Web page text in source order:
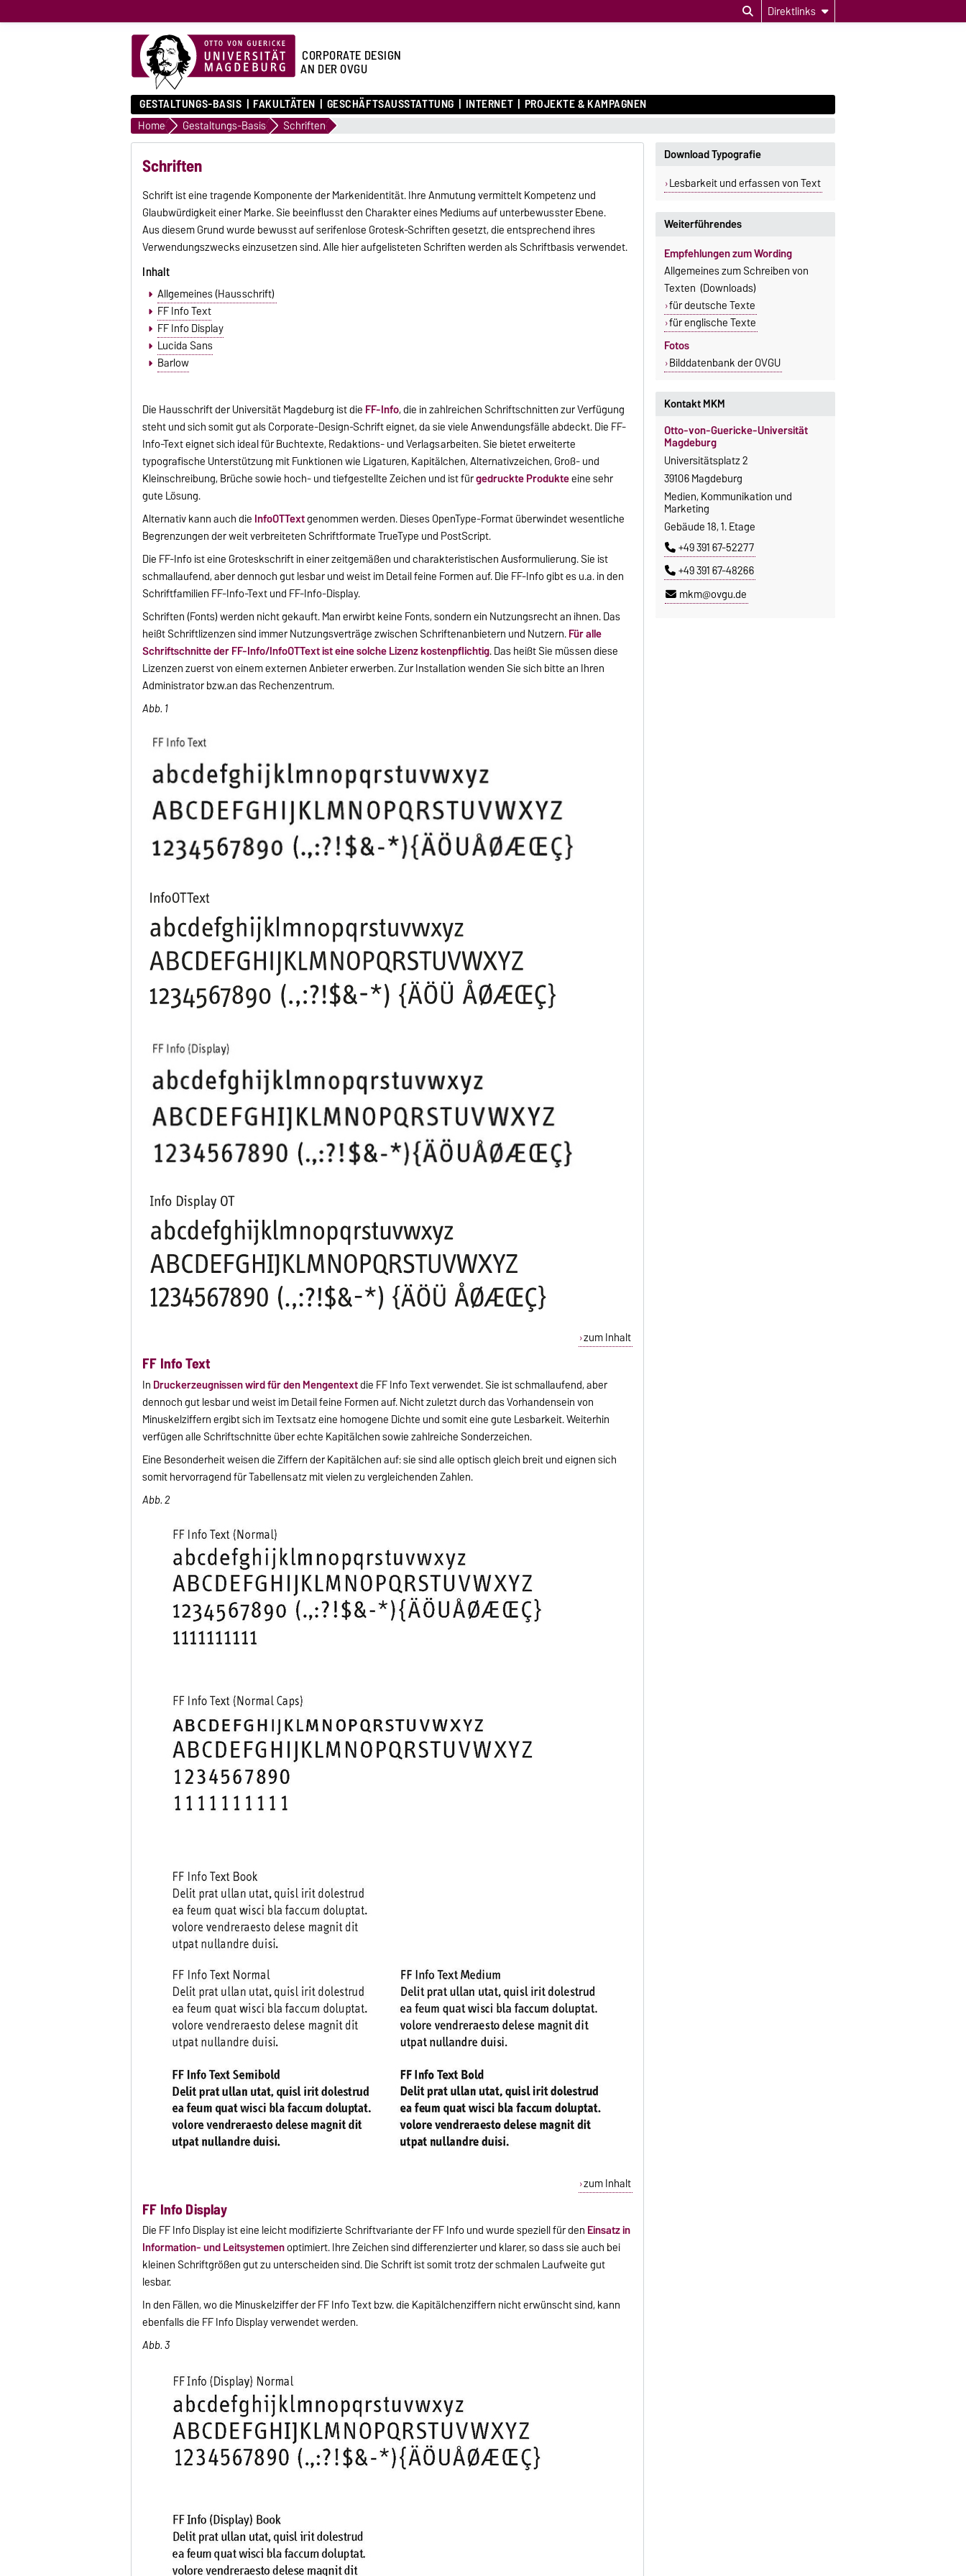
Direktlinks
CORPORATE DESIGN
AN DER OVGU
GESTALTUNGS-BASIS FAKULTÄTEN GESCHÄFTSAUSSTATTUNG INTERNET PROJEKTE & KAMPAGNEN
Home Gestaltungs-Basis Schriften
Schriften
Schrift ist eine tragende Komponente der Markenidentität. Ihre Anmutung vermittelt Kompetenz und
Glaubwürdigkeit einer Marke. Sie beeinflusst den Charakter eines Mediums auf unterbewusster Ebene.
Aus diesem Grund wurde bewusst auf serifenlose Grotesk-Schriften gesetzt, die entsprechend ihres
Verwendungszwecks einzusetzen sind. Alle hier aufgelisteten Schriften werden als Schriftbasis verwendet.
Inhalt
Allgemeines (Hausschrift)
FF Info Text
FF Info Display
Lucida Sans
Barlow
Die Hausschrift der Universität Magdeburg ist die FF-Info, die in zahlreichen Schriftschnitten zur Verfügung
steht und sich somit gut als Corporate-Design-Schrift eignet, da sie viele Anwendungsfälle abdeckt. Die FF-
Info-Text eignet sich ideal für Buchtexte, Redaktions- und Verlagsarbeiten. Sie bietet erweiterte
typografische Unterstützung mit Funktionen wie Ligaturen, Kapitälchen, Alternativzeichen, Groß- und
Kleinschreibung, Brüche sowie hoch- und tiefgestellte Zeichen und ist fürgedruckte Produkteeine sehr
gute Lösung.
Alternativ kann auch die InfoOTTextgenommen werden. Dieses OpenType-Format überwindet wesentliche
Begrenzungen der weit verbreiteten Schriftformate TrueType und PostScript.
Die FF-Info ist eine Groteskschrift in einer zeitgemäßen und charakteristischen Ausformulierung. Sie ist
schmallaufend, aber dennoch gut lesbar und weist im Detail feine Formen auf. Die FF-Info gibt es u.a. in den
Schriftfamilien FF-Info-Text und FF-Info-Display.
Schriften (Fonts) werden nicht gekauft. Man erwirbt keine Fonts, sondern ein Nutzungsrecht an ihnen. Das
heißt Schriftlizenzen sind immer Nutzungsverträge zwischen Schriftenanbietern und Nutzern.Für alle
Schriftschnitte der FF-Info/InfoOTText ist eine solche Lizenz kostenpflichtig.Das heißt Sie müssen diese
Lizenzen zuerst von einem externen Anbieter erwerben. Zur Installation wenden Sie sich bitte an Ihren
Administrator bzw.an das Rechenzentrum.
Abb. 1
zum Inhalt
FF Info Text
In Druckerzeugnissen wird für den Mengentextdie FF Info Text verwendet. Sie ist schmallaufend, aber
dennoch gut lesbar und weist im Detail feine Formen auf. Nicht zuletzt durch das Vorhandensein von
Minuskelziffern ergibt sich im Textsatz eine homogene Dichte und somit eine gute Lesbarkeit. Weiterhin
verfügen alle Schriftschnitte über echte Kapitälchen sowie zahlreiche Sonderzeichen.
Eine Besonderheit weisen die Ziffern der Kapitälchen auf: sie sind alle optisch gleich breit und eignen sich
somit hervorragend für Tabellensatz mit vielen zu vergleichenden Zahlen.
Abb. 2
zum Inhalt
FF Info Display
Die FF Info Display ist eine leicht modifizierte Schriftvariante der FF Info und wurde speziell für den Einsatz in
Information- und Leitsystemenoptimiert. Ihre Zeichen sind differenzierter und klarer, so dass sie auch bei
kleinen Schriftgrößen gut zu unterscheiden sind. Die Schrift ist somit trotz der schmalen Laufweite gut
lesbar.
In den Fällen, wo die Minuskelziffer der FF Info Text bzw. die Kapitälchenziffern nicht erwünscht sind, kann
ebenfalls die FF Info Display verwendet werden.
Abb. 3
Download Typografie
Lesbarkeit und erfassen von Text
Weiterführendes
Empfehlungen zum Wording
Allgemeines zum Schreiben von
Texten (Downloads)
für deutsche Texte
für englische Texte
Fotos
Bilddatenbank der OVGU
Kontakt MKM
Otto-von-Guericke-Universität
Magdeburg
Universitätsplatz 2
39106 Magdeburg
Medien, Kommunikation und
Marketing
Gebäude 18, 1. Etage
+49 391 67-52277
+49 391 67-48266
mkm@ovgu.de